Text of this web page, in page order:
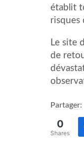
établit
risques
Le site
de
Partager:
0
Shares